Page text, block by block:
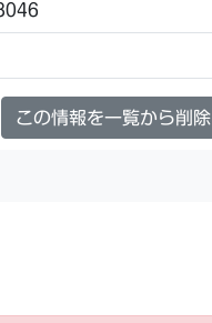
この情報を一覧から削除